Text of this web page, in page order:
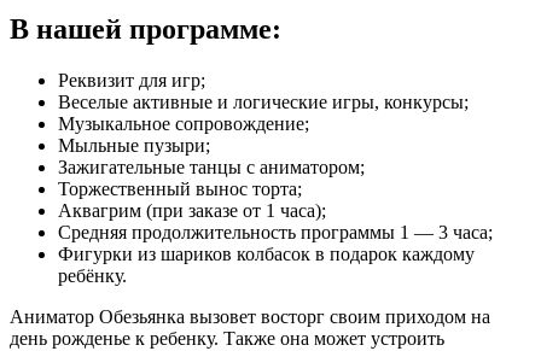
В нашей программе:
Реквизит для игр;
Веселые активные и логические игры, конкурсы;
Музыкальное сопровождение;
Мыльные пузыри;
Зажигательные танцы с аниматором;
Торжественный вынос торта;
Аквагрим (при заказе от 1 часа);
Средняя продолжительность программы 1 — 3 часа;
Фигурки из шариков колбасок в подарок каждому
ребёнку.
Аниматор Обезьянка вызовет восторг своим приходом на
день рожденье к ребенку. Также она может устроить